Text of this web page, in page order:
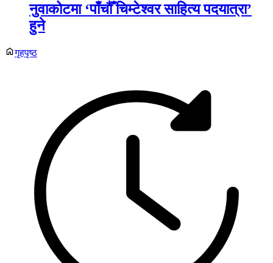
नुवाकोटमा ‘पाँचौँ चिम्टेश्वर साहित्य पदयात्रा’
हुने
गृहपृष्ठ